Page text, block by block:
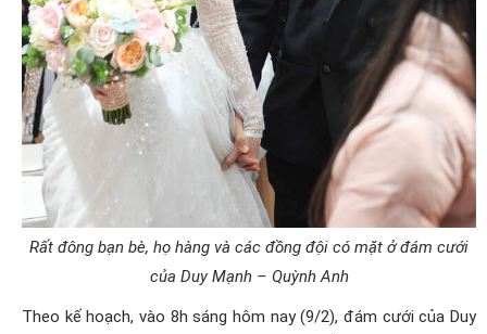
Rất đông bạn bè, họ hàng và các đồng đội có mặt ở đám cưới
của Duy Mạnh – Quỳnh Anh
Theo kế hoạch, vào 8h sáng hôm nay (9/2), đám cưới của Duy